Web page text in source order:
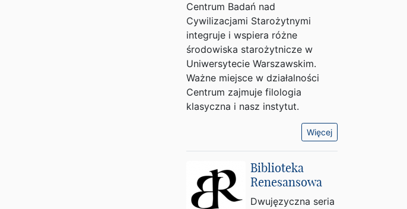
Centrum Badań nad
Cywilizacjami Starożytnymi
integruje i wspiera różne
środowiska starożytnicze w
Uniwersytecie Warszawskim.
Ważne miejsce w działalności
Centrum zajmuje filologia
klasyczna i nasz instytut.
Więcej
Biblioteka
Renesansowa
Dwujęzyczna seria